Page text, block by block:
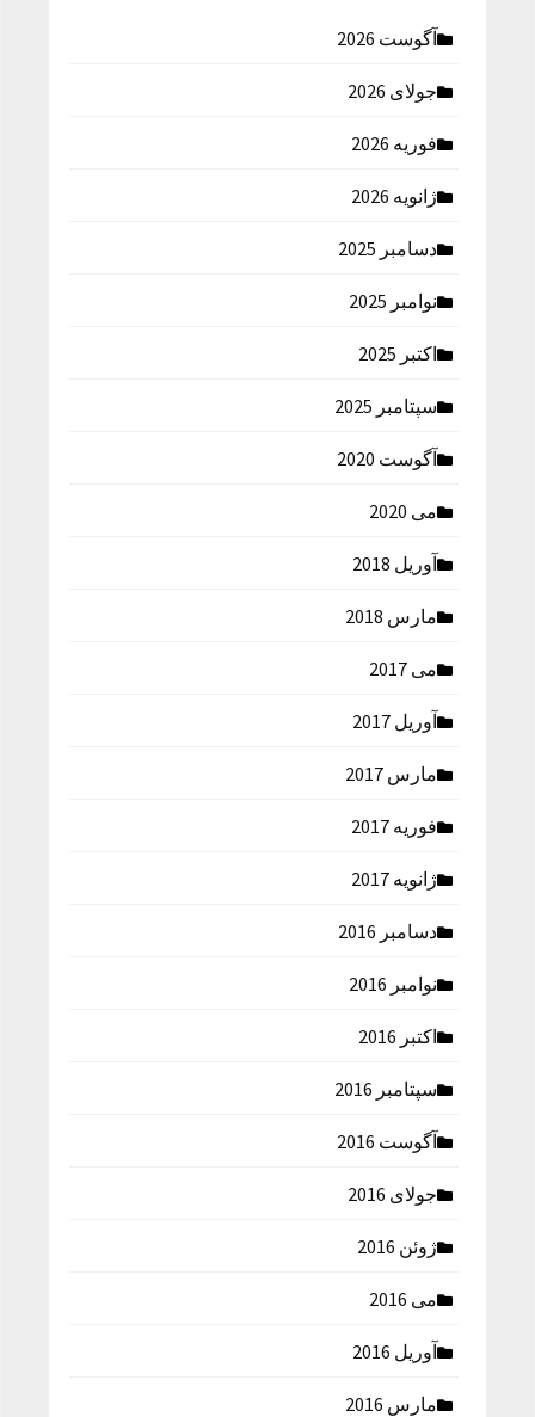
آگوست 2026
جولای 2026
فوریه 2026
ژانویه 2026
دسامبر 2025
نوامبر 2025
اکتبر 2025
سپتامبر 2025
آگوست 2020
می 2020
آوریل 2018
مارس 2018
می 2017
آوریل 2017
مارس 2017
فوریه 2017
ژانویه 2017
دسامبر 2016
نوامبر 2016
اکتبر 2016
سپتامبر 2016
آگوست 2016
جولای 2016
ژوئن 2016
می 2016
آوریل 2016
مارس 2016